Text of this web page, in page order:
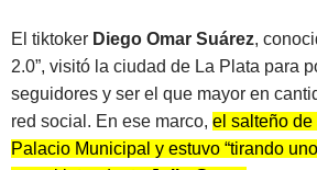
El tiktoker Diego Omar Suárez,
2.0”, visitó la ciudad de La Plata para
seguidores y ser el que mayor en
red social. En ese marco, el salteño de
Palacio Municipal y estuvo “tirando